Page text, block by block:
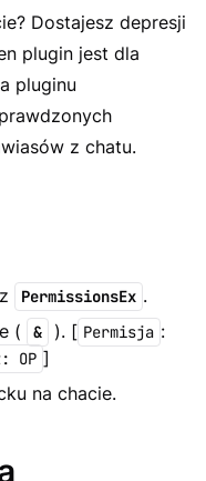
Dostajesz depresji
plugin jest dla
pluginu
z chatu.
z PermissionsEx .
(
& ). [ Permisja :
OP ]
na chacie.